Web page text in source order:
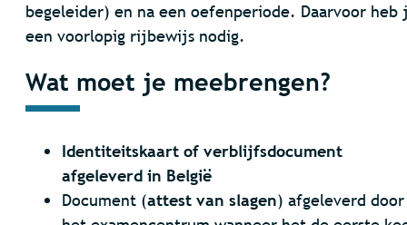
begeleider) en na een oefenperiode. Daarvoor heb
een voorlopig rijbewijs nodig.
Wat moet je meebrengen?
Identiteitskaart of verblijfsdocument
afgeleverd in België
Document (attest van slagen) afgeleverd door